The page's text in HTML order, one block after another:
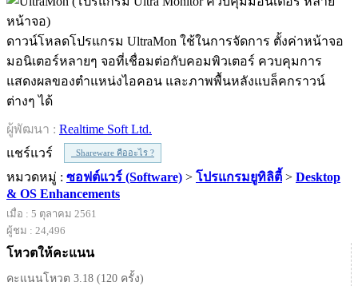
ดาวน์โหลดโปรแกรม UltraMon ใช้ในการจัดการ ตั้งค่าหน้าจอ
มอนิเตอร์หลายๆ จอที่เชื่อมต่อกับคอมพิวเตอร์ ควบคุมการ
แสดงผลของตำแหน่งไอคอน และภาพพื้นหลังแบล็คกราวน์
ต่างๆ ได้
ผู้พัฒนา : Realtime Soft Ltd.
แชร์แวร์
Shareware คืออะไร ?
หมวดหมู่ : ซอฟต์แวร์ (Software) > โปรแกรมยูทิลิตี้ > Desktop
& OS Enhancements
เมื่อ : 5 ตุลาคม 2561
ผู้ชม : 24,496
โหวตให้คะแนน
คะแนนโหวต 3.18 (120 ครั้ง)